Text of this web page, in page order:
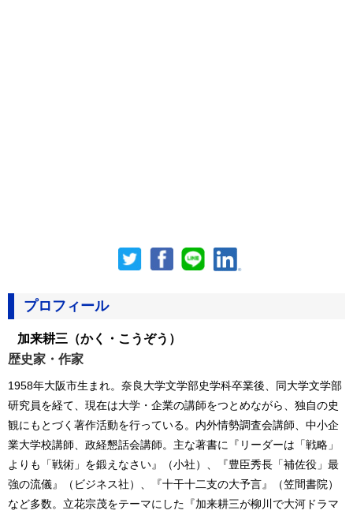
プロフィール
加来耕三 （かく・こうぞう）
歴史家・作家
1958年大阪市生まれ。奈良大学文学部史学科卒業後、同大学文学部
研究員を経て、現在は大学・企業の講師をつとめながら、独自の史
観にもとづく著作活動を行っている。内外情勢調査会講師、中小企
業大学校講師、政経懇話会講師。主な著書に『リーダーは「戦略」
よりも「戦術」を鍛えなさい』（小社）、『豊臣秀長「補佐役」最
強の流儀』（ビジネス社）、『十干十二支の大予言』（笠間書院）
など多数。立花宗茂をテーマにした『加来耕三が柳川で大河ドラマ